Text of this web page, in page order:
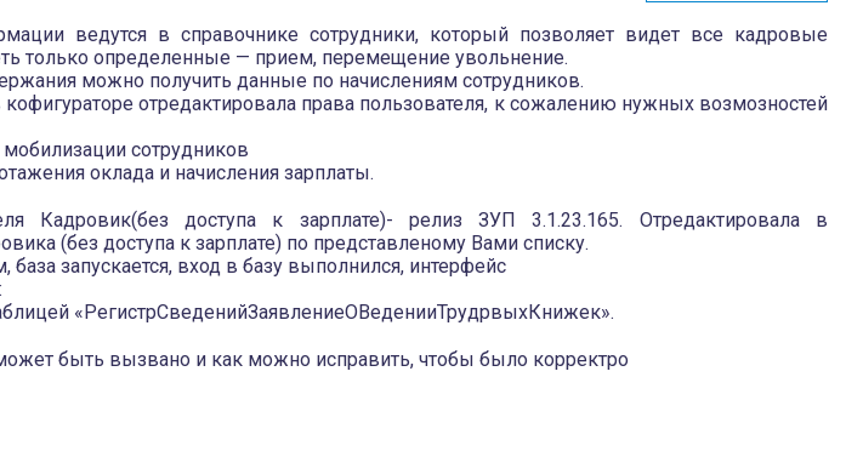
ведутся в справочнике сотрудники, который позволяет видет все кадровые
только определенные — прием, перемещение увольнение.
можно получить данные по начислениям сотрудников.
отредактировала права пользователя, к сожалению нужных возмозностей
сотрудников
оклада и начисления зарплаты.
Кадровик(без доступа к зарплате)- релиз ЗУП 3.1.23.165. Отредактировала в
(без доступа к зарплате) по представленому Вами списку.
запускается, вход в базу выполнился, интерфейс
«РегистрСведенийЗаявлениеОВеденииТрудрвыхКнижек».
быть вызвано и как можно исправить, чтобы было корректро